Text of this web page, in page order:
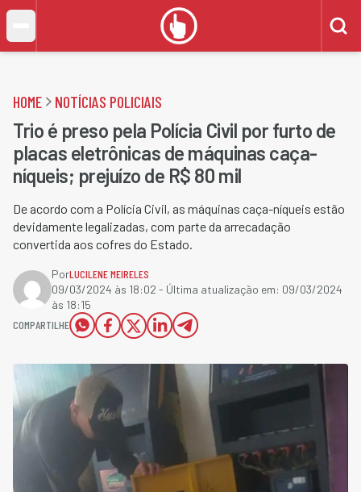
HOME NOTÍCIAS POLICIAIS
Trio é preso pela Polícia Civil por furto de
placas eletrônicas de máquinas caça-
níqueis; prejuízo de R$ 80 mil
De acordo com a Polícia Civil, as máquinas caça-níqueis estão
devidamente legalizadas, com parte da arrecadação
convertida aos cofres do Estado.
PorLUCILENE MEIRELES
09/03/2024 às 18:02 - Última atualização em: 09/03/2024
às 18:15
COMPARTILHE